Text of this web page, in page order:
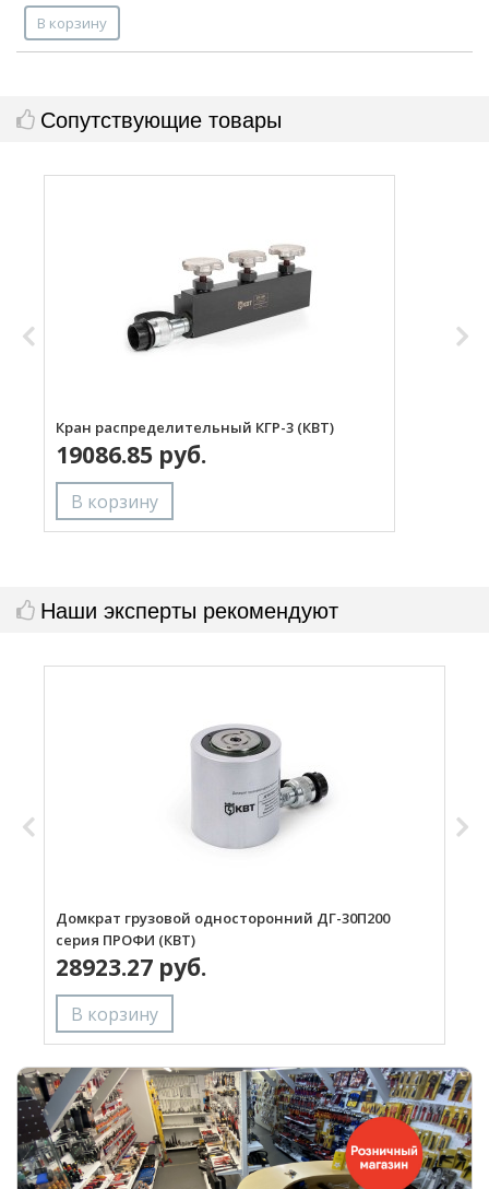
В корзину
Сопутствующие товары
Кран распределительный КГР-3 (КВТ)
19086.85 руб.
Наши эксперты рекомендуют
Домкрат грузовой односторонний ДГ-30П200
серия ПРОФИ (КВТ)
28923.27 руб.